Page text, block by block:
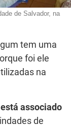
de Salvador, na
tem uma
foi ele
na
associado
de